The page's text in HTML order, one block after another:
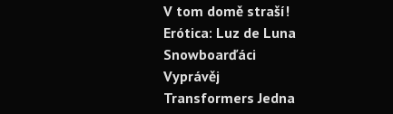
V tom domě straší!
Erótica: Luz de Luna
Snowboarďáci
Vyprávěj
Transformers Jedna